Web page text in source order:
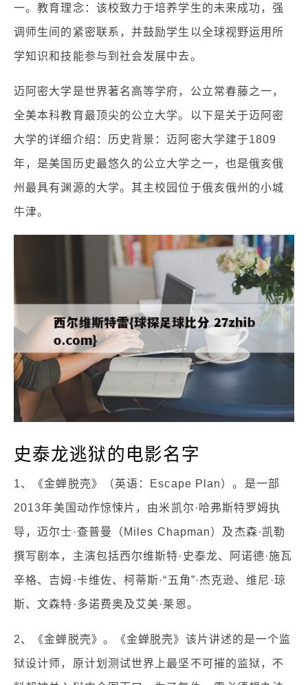
一。教育理念：该校致力于培养学生的未来成功，强
调师生间的紧密联系，并鼓励学生以全球视野运用所
学知识和技能参与到社会发展中去。
迈阿密大学是世界著名高等学府，公立常春藤之一，
全美本科教育最顶尖的公立大学。以下是关于迈阿密
大学的详细介绍：历史背景：迈阿密大学建于1809
年，是美国历史最悠久的公立大学之一，也是俄亥俄
州最具有渊源的大学。其主校园位于俄亥俄州的小城
牛津。
史泰龙逃狱的电影名字
1、《金蝉脱壳》（英语：Escape Plan）。是一部
2013年美国动作惊悚片，由米凯尔·哈弗斯特罗姆执
导，迈尔士·查普曼（Miles Chapman）及杰森·凯勒
撰写剧本，主演包括西尔维斯特·史泰龙、阿诺德·施瓦
辛格、吉姆·卡维佐、柯蒂斯·“五角”·杰克逊、维尼·琼
斯、文森特·多诺费奥及艾美·莱恩。
2、《金蝉脱壳》。《金蝉脱壳》该片讲述的是一个监
狱设计师，原计划测试世界上最坚不可摧的监狱，不